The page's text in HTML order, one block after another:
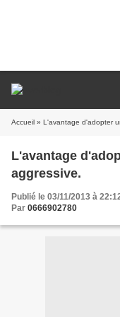
Accueil » L'avantage d'adopter
L'avantage
aggressive.
Publié le 03/11/2013 à
Par 0666902780